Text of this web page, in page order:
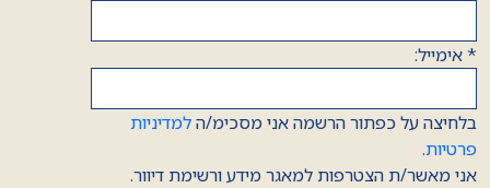
*אימייל:
בלחיצה על כפתור הרשמה אני מסכימ/הלמדיניות
פרטיות.
אני מאשר/ת הצטרפות למאגר מידע ורשימת דיוור.